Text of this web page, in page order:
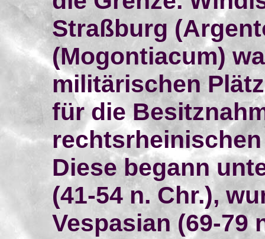
Straßburg
(Mogontiacum)
militärischen
für die
Diese begann
(41-54 n. Chr.),
Vespasian (69-79